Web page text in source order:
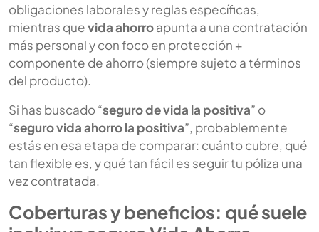
obligaciones laborales y reglas específicas,
mientras quevida ahorroapunta a una contratación
más personal y con foco en protección +
componente de ahorro (siempre sujeto a términos
del producto).
Si has buscado “seguro de vida la positiva” o
“seguro vida ahorro la positiva”, probablemente
estás en esa etapa de comparar: cuánto cubre, qué
tan flexible es, y qué tan fácil es seguir tu póliza una
vez contratada.
Coberturas y beneficios: qué suele